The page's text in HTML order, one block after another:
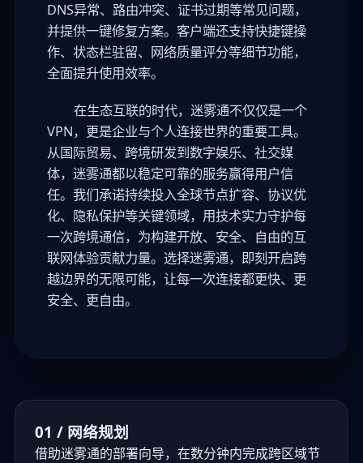
DNS异常、路由冲突、证书过期等常见问题，
并提供一键修复方案。客户端还支持快捷键操
作、状态栏驻留、网络质量评分等细节功能，
全面提升使用效率。
在生态互联的时代，迷雾通不仅仅是一个
VPN，更是企业与个人连接世界的重要工具。
从国际贸易、跨境研发到数字娱乐、社交媒
体，迷雾通都以稳定可靠的服务赢得用户信
任。我们承诺持续投入全球节点扩容、协议优
化、隐私保护等关键领域，用技术实力守护每
一次跨境通信，为构建开放、安全、自由的互
联网体验贡献力量。选择迷雾通，即刻开启跨
越边界的无限可能，让每一次连接都更快、更
安全、更自由。
01 / 网络规划
借助迷雾通的部署向导，在数分钟内完成跨区域节